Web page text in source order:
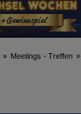
» Meetings - Treffen »